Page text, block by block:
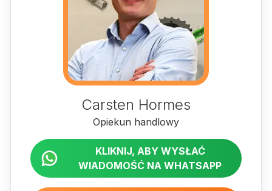
Carsten Hormes
Opiekun handlowy
KLIKNIJ, ABY WYSŁAĆ
WIADOMOŚĆ NA WHATSAPP